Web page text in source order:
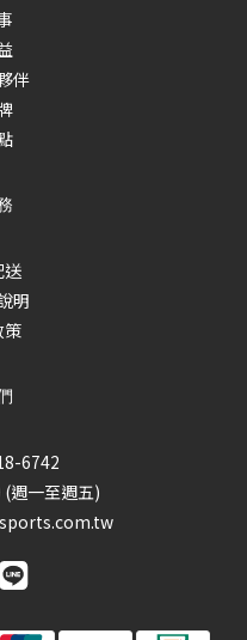
伴
送
明
策
6742
週一至週五)